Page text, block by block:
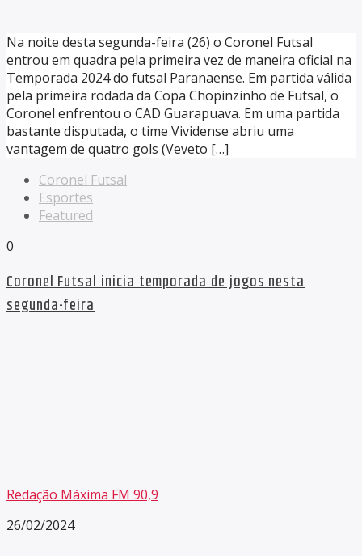
Na noite desta segunda-feira (26) o Coronel Futsal
entrou em quadra pela primeira vez de maneira oficial na
Temporada 2024 do futsal Paranaense. Em partida válida
pela primeira rodada da Copa Chopinzinho de Futsal, o
Coronel enfrentou o CAD Guarapuava. Em uma partida
bastante disputada, o time Vividense abriu uma
vantagem de quatro gols (Veveto […]
Coronel Futsal
Esportes
Featured
0
Coronel Futsal inicia temporada de jogos nesta
segunda-feira
Redação Máxima FM 90,9
26/02/2024